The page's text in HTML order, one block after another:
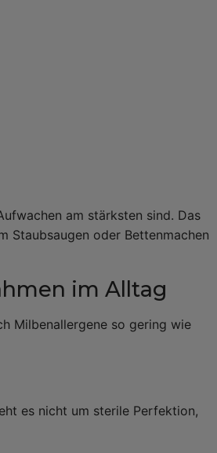
am stärksten sind. Das
Staubsaugen oder Bettenmachen
im Alltag
Milbenallergene so gering wie
es nicht um sterile Perfektion,